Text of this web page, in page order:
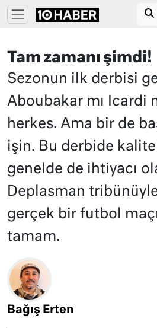
Tam zamanı şimdi!
Sezonun ilk derbisi
Aboubakar mı Icardi
herkes. Ama bir de
işin. Bu derbide kalite
genelde de ihtiyacı
Deplasman
gerçek bir futbol
tamam.
Bağış Erten